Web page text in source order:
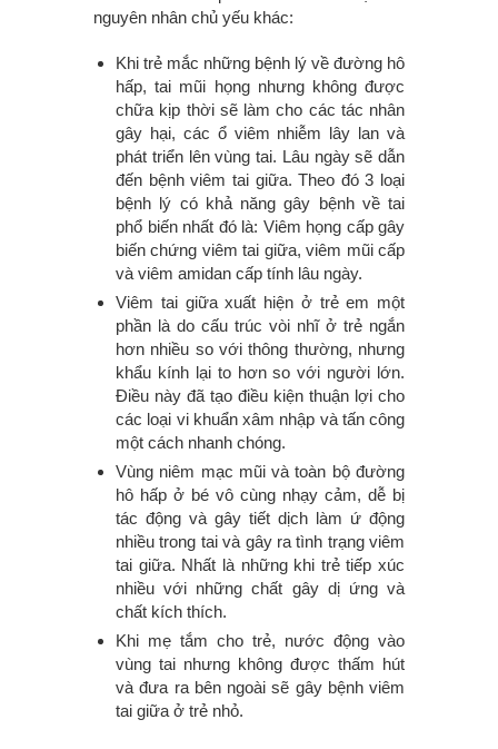
nguyên nhân chủ yếu khác:
Khi trẻ mắc những bệnh lý về đường hô
hấp, tai mũi họng nhưng không được
chữa kịp thời sẽ làm cho các tác nhân
gây hại, các ổ viêm nhiễm lây lan và
phát triển lên vùng tai. Lâu ngày sẽ dẫn
đến bệnh viêm tai giữa. Theo đó 3 loại
bệnh lý có khả năng gây bệnh về tai
phổ biến nhất đó là: Viêm họng cấp gây
biến chứng viêm tai giữa, viêm mũi cấp
và viêm amidan cấp tính lâu ngày.
Viêm tai giữa xuất hiện ở trẻ em một
phần là do cấu trúc vòi nhĩ ở trẻ ngắn
hơn nhiều so với thông thường, nhưng
khẩu kính lại to hơn so với người lớn.
Điều này đã tạo điều kiện thuận lợi cho
các loại vi khuẩn xâm nhập và tấn công
một cách nhanh chóng.
Vùng niêm mạc mũi và toàn bộ đường
hô hấp ở bé vô cùng nhạy cảm, dễ bị
tác động và gây tiết dịch làm ứ động
nhiều trong tai và gây ra tình trạng viêm
tai giữa. Nhất là những khi trẻ tiếp xúc
nhiều với những chất gây dị ứng và
chất kích thích.
Khi mẹ tắm cho trẻ, nước động vào
vùng tai nhưng không được thấm hút
và đưa ra bên ngoài sẽ gây bệnh viêm
tai giữa ở trẻ nhỏ.